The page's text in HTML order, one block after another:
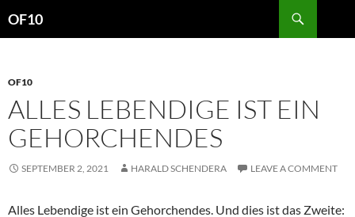
OF10
OF10
ALLES LEBENDIGE IST EIN
GEHORCHENDES
SEPTEMBER 2, 2021 HARALD SCHENDERA LEAVE A COMMENT
Alles Lebendige ist ein Gehorchendes. Und dies ist das Zweite: